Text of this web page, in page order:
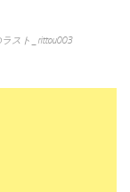
スト_rittou003